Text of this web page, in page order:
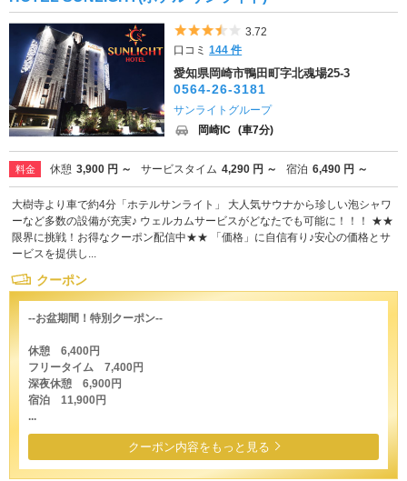
5つ星のうち3.5
3.72
口コミ144 件
愛知県岡崎市鴨田町字北魂場25-3
0564-26-3181
サンライトグループ
岡崎IC (車7分)
料金 休憩 3,900 円 ～ サービスタイム 4,290 円 ～ 宿泊 6,490 円 ～
大樹寺より車で約4分「ホテルサンライト」 大人気サウナから珍しい泡シャワ
ーなど多数の設備が充実♪ ウェルカムサービスがどなたでも可能に！！！ ★★
限界に挑戦！お得なクーポン配信中★★ 「価格」に自信有り♪安心の価格とサ
ービスを提供し...
クーポン
--お盆期間！特別クーポン--
休憩 6,400円
フリータイム 7,400円
深夜休憩 6,900円
宿泊 11,900円
...
クーポン内容をもっと見る